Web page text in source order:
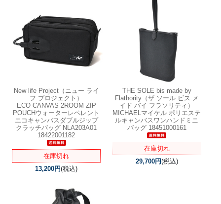
New life Project（ニュー ライ
フ プロジェクト）
ECO CANVAS 2ROOM ZIP
POUCHウォーターレペレント
エコキャンバスダブルジップ
クラッチバッグ NLA203A01
18422001182
在庫切れ
13,200円(税込)
THE SOLE bis made by
Flathority（ザ ソール ビス メ
イド バイ フラソリティ）
MICHAELマイケル ポリエステ
ルキャンバスワンハンドミニ
バッグ 18451000161
在庫切れ
29,700円(税込)